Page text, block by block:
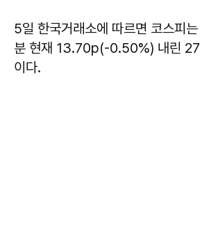
5일 한국거래소에 따르면 코스피
분 현재 13.70p(-0.50%) 내린
이다.